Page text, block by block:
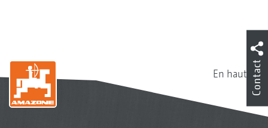
En haut Contact